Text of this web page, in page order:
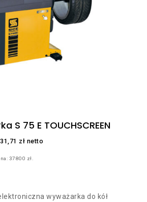
S 75 E TOUCHSCREEN
zł netto
37800 zł
wyważarka do kół